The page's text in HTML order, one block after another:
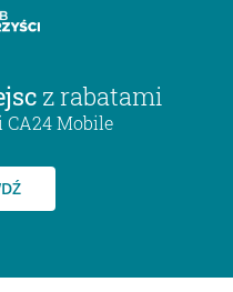
z rabatami
Mobile